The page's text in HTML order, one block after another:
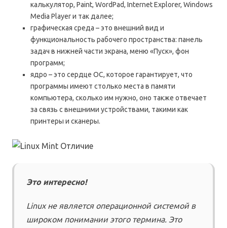
калькулятор, Paint, WordPad, Internet Explorer, Windows
Media Player и так далее;
графическая среда – это внешний вид и
функциональность рабочего пространства: панель
задач в нижней части экрана, меню «Пуск», фон
программ;
ядро – это сердце ОС, которое гарантирует, что
программы имеют столько места в памяти
компьютера, сколько им нужно, оно также отвечает
за связь с внешними устройствами, такими как
принтеры и сканеры.
Это интересно!
Linux не является операционной системой в
широком понимании этого термина. Это